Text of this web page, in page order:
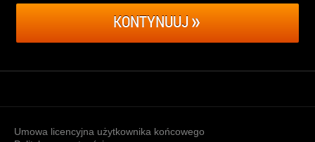
KONTYNUUJ
Umowa licencyjna użytkownika końcowego